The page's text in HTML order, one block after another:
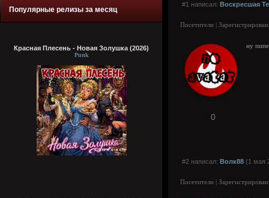
Популярные релизы за месяц
Красная Плесень - Новая Золушка (2026)
Punk
#1 написал: Воскресшая
Посетители |
ну
0
#2 написал: Волк88 (1 мая
Посетители |